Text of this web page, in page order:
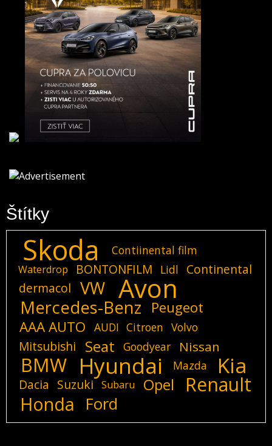
Štítky
Skoda Contiinental film
Waterdrop BONTONFILM Lidl
Continental
dermacol
VW Avon
Mercedes-Benz
Peugeot
AAA AUTO
AUDI Citroen Volvo
Mitsubishi Seat Goodyear Nissan
BMW Hyundai Mazda Kia
Dacia Suzuki Subaru Opel Renault
Honda Ford